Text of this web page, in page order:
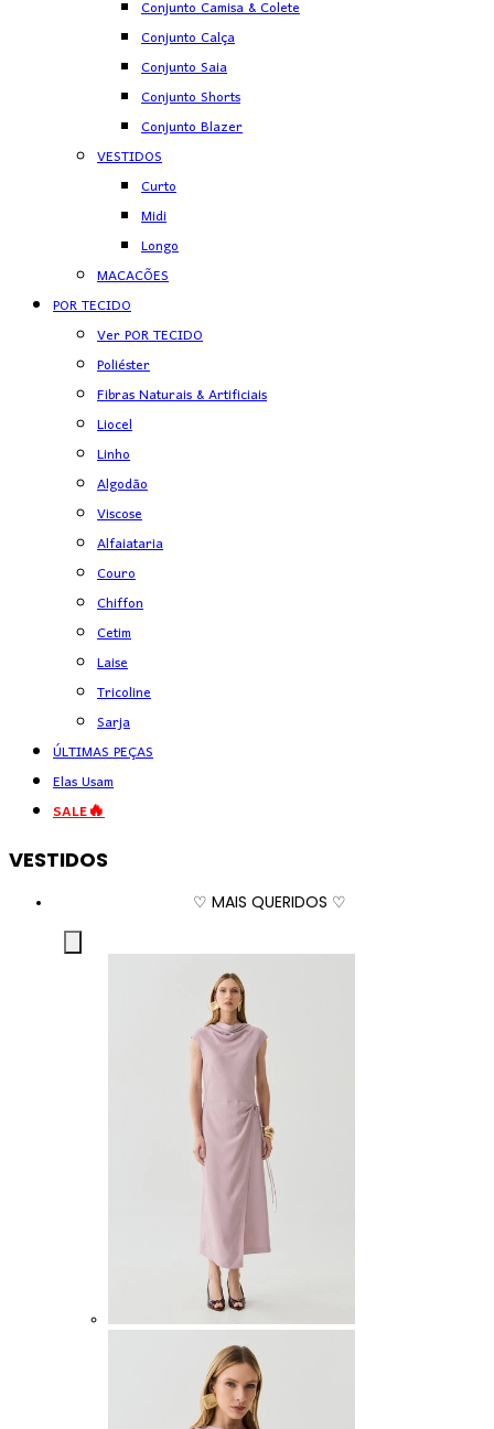
Conjunto Camisa & Colete
Conjunto Calça
Conjunto Saia
Conjunto Shorts
Conjunto Blazer
VESTIDOS
Curto
Midi
Longo
MACACÕES
POR TECIDO
Ver POR TECIDO
Poliéster
Fibras Naturais & Artificiais
Liocel
Linho
Algodão
Viscose
Alfaiataria
Couro
Chiffon
Cetim
Laise
Tricoline
Sarja
ÚLTIMAS PEÇAS
Elas Usam
SALE🔥
VESTIDOS
♡ MAIS QUERIDOS ♡